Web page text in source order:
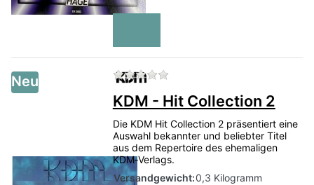
Neu Zu diesem Produkt liegen
KDM - Hit Collection 2
Die KDM Hit Collection 2 präsentiert eine
Auswahl bekannter und beliebter Titel
aus dem Repertoire des ehemaligen
KDM‑Verlags.
Versandgewicht:0,3 Kilogramm